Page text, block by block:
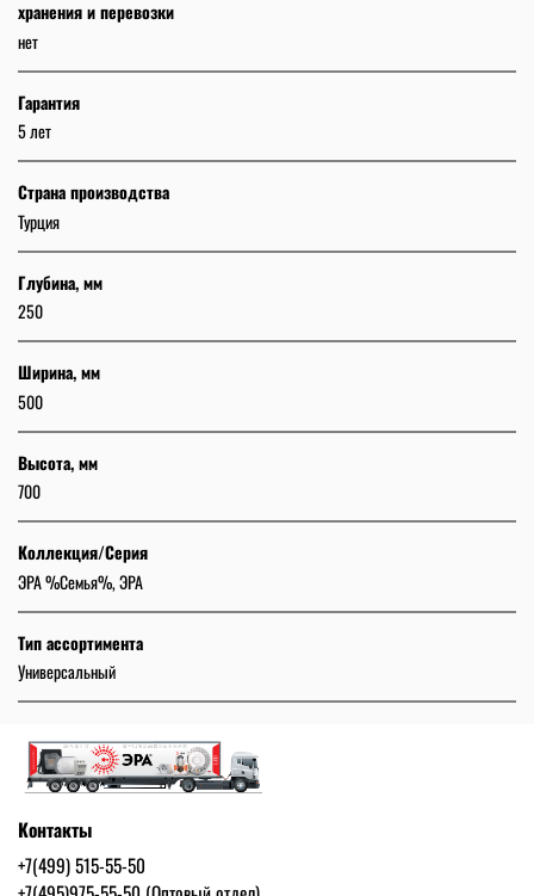
хранения и перевозки
нет
Гарантия
5 лет
Страна производства
Турция
Глубина, мм
250
Ширина, мм
500
Высота, мм
700
Коллекция/Серия
ЭРА %Семья%, ЭРА
Тип ассортимента
Универсальный
Контакты
+7(499) 515-55-50